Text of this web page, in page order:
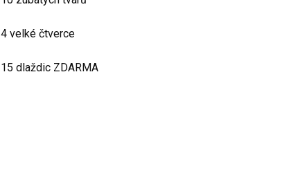
4 velké čtverce
15 dlaždic ZDARMA